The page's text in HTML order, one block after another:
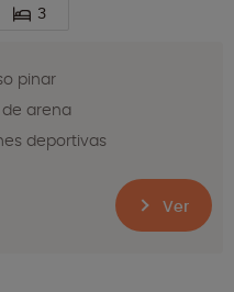
3
pinar
arena
deportivas
Ver